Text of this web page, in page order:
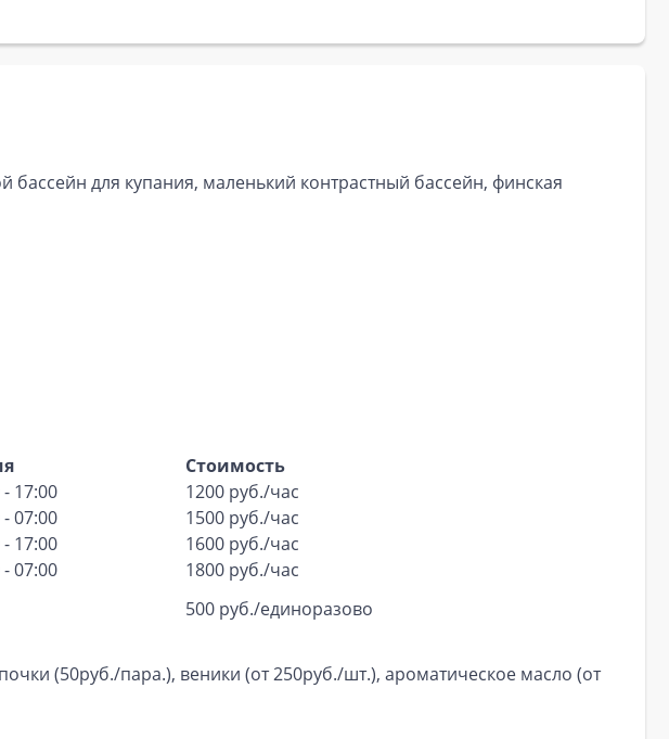
для купания, маленький контрастный бассейн, финская
Стоимость
17:00
1200 руб./час
07:00
1500 руб./час
17:00
1600 руб./час
07:00 1800 руб./час
500 руб./единоразово
(50руб./пара.), веники (от 250руб./шт.), ароматическое масло (от